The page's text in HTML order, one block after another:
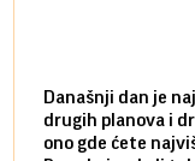
Današnji dan je
drugih planova i
ono gde ćete